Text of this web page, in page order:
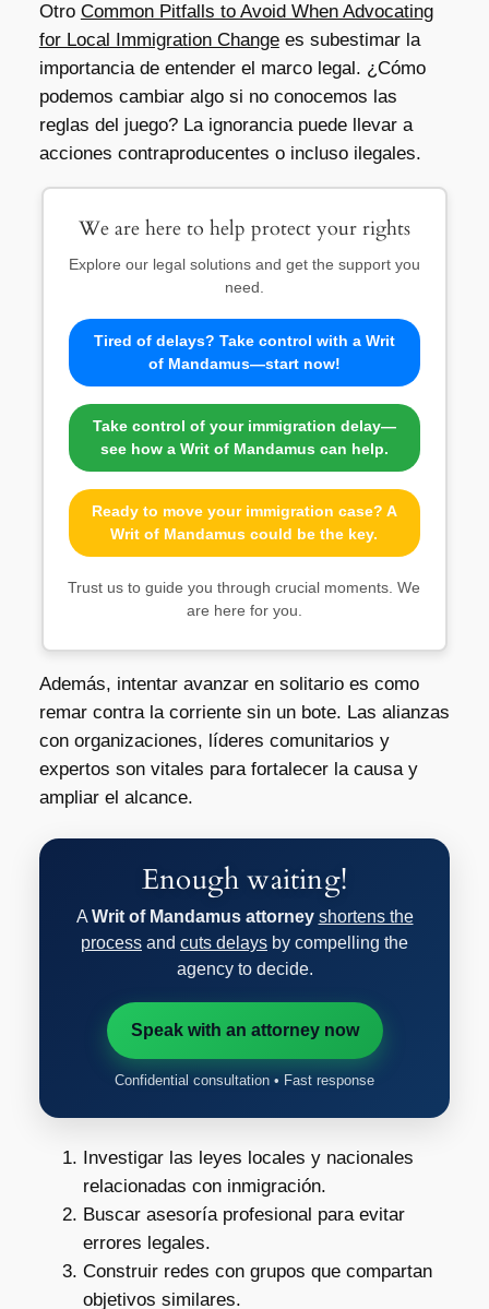
Otro Common Pitfalls to Avoid When Advocating
for Local Immigration Changees subestimar la
importancia de entender el marco legal. ¿Cómo
podemos cambiar algo si no conocemos las
reglas del juego? La ignorancia puede llevar a
acciones contraproducentes o incluso ilegales.
We are here to help protect your rights
Explore our legal solutions and get the support you
need.
Tired of delays? Take control with a Writ
of Mandamus—start now!
Take control of your immigration delay—
see how a Writ of Mandamus can help.
Ready to move your immigration case? A
Writ of Mandamus could be the key.
Trust us to guide you through crucial moments. We
are here for you.
Además, intentar avanzar en solitario es como
remar contra la corriente sin un bote. Las alianzas
con organizaciones, líderes comunitarios y
expertos son vitales para fortalecer la causa y
ampliar el alcance.
Enough waiting!
A Writ of Mandamus attorney shortens the
process and cuts delays by compelling the
agency to decide.
Speak with an attorney now
Confidential consultation • Fast response
Investigar las leyes locales y nacionales
relacionadas con inmigración.
Buscar asesoría profesional para evitar
errores legales.
Construir redes con grupos que compartan
objetivos similares.